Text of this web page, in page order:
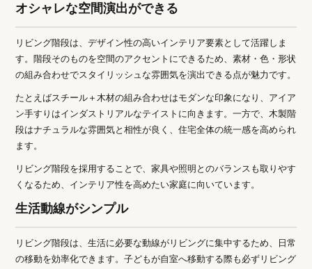
オシャレな空間演出ができる
リビング階段は、デザイン性の高いインテリア要素として活躍しま
す。階段そのものを空間のアクセントにできるため、素材・色・形状
の組み合わせでスタイリッシュな雰囲気を演出できる点が魅力です。
たとえばスチール＋木材の組み合わせはモダンな印象になり、アイア
ン手すりはインダストリアルなテイストに向きます。一方で、木製階
段はナチュラルな雰囲気と相性が良く、住宅全体の統一感を高められ
ます。
リビング階段を採用することで、家具や照明とのバランスも取りやす
くなるため、インテリア性を高めたい家庭に向いています。
生活動線がシンプル
リビング階段は、生活に必要な動線がリビングに集中するため、日常
の移動を効率化できます。子どもが自室へ移動する際も必ずリビング